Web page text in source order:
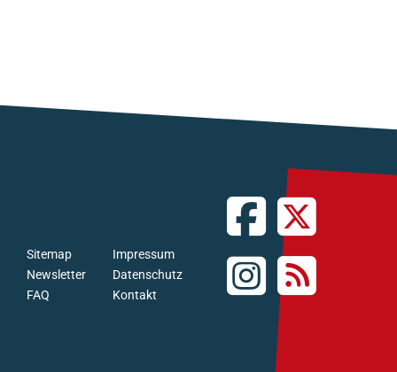
FAQ
Newsletter
Sitemap
Kontakt
Datenschutz
Impressum